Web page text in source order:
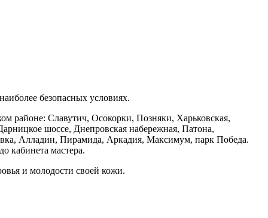
безопасных условиях.
районе: Славутич, Осокорки, Позняки, Харьковская,
шоссе, Днепровская набережная, Патона,
Алладин, Пирамида, Аркадия, Максимум, парк Победа.
кабинета мастера.
и молодости своей кожи.